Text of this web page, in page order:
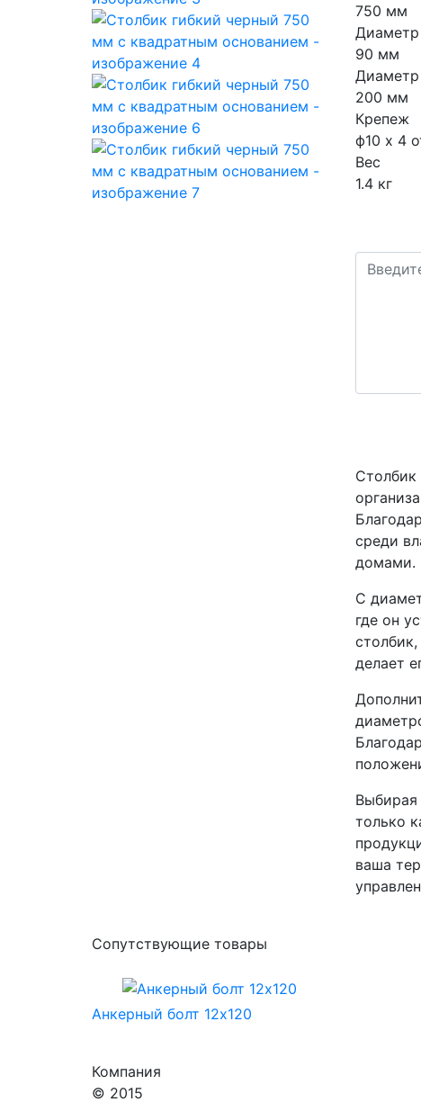
750 мм
Диаметр
90 мм
Диаметр
200 мм
Крепеж
ф10 х 4
Вес
1.4 кг
среди
домами.
С
где он
делает
только
ваша
Сопутствующие товары
Анкерный болт 12х120
Компания
© 2015